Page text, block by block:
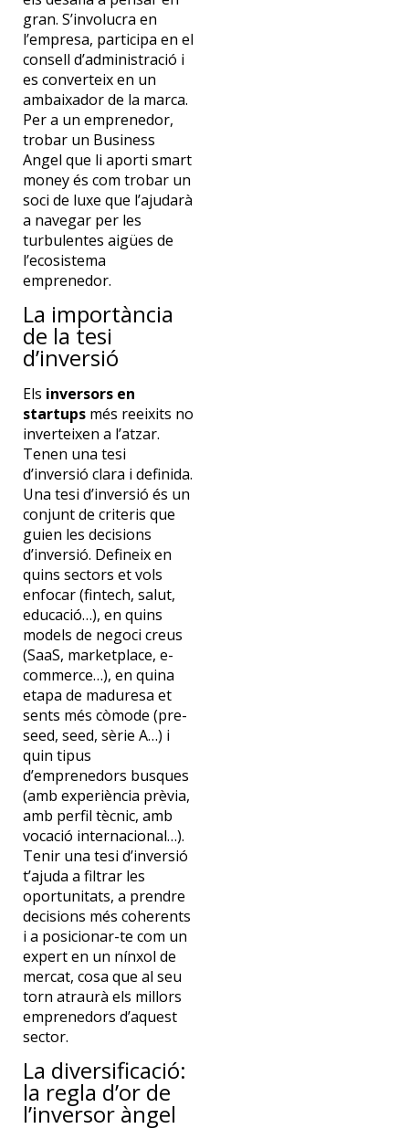
gran. S’involucra en
l’empresa, participa en el
consell d’administració i
es converteix en un
ambaixador de la marca.
Per a un emprenedor,
trobar un Business
Angel que li aporti smart
money és com trobar un
soci de luxe que l’ajudarà
a navegar per les
turbulentes aigües de
l’ecosistema
emprenedor.
La importància
de la tesi
d’inversió
Els inversors en
startupsmés reeixits no
inverteixen a l’atzar.
Tenen una tesi
d’inversió clara i definida.
Una tesi d’inversió és un
conjunt de criteris que
guien les decisions
d’inversió. Defineix en
quins sectors et vols
enfocar (fintech, salut,
educació…), en quins
models de negoci creus
(SaaS, marketplace, e-
commerce…), en quina
etapa de maduresa et
sents més còmode (pre-
seed, seed, sèrie A…) i
quin tipus
d’emprenedors busques
(amb experiència prèvia,
amb perfil tècnic, amb
vocació internacional…).
Tenir una tesi d’inversió
t’ajuda a filtrar les
oportunitats, a prendre
decisions més coherents
i a posicionar-te com un
expert en un nínxol de
mercat, cosa que al seu
torn atraurà els millors
emprenedors d’aquest
sector.
La diversificació:
la regla d’or de
l’inversor àngel